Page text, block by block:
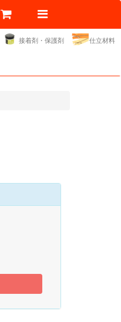
接着剤・保護剤 仕立材料